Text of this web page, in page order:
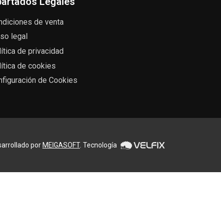
de venta
legal
de privacidad
de cookies
de Cookies
por MEIGASOFT. Tecnología